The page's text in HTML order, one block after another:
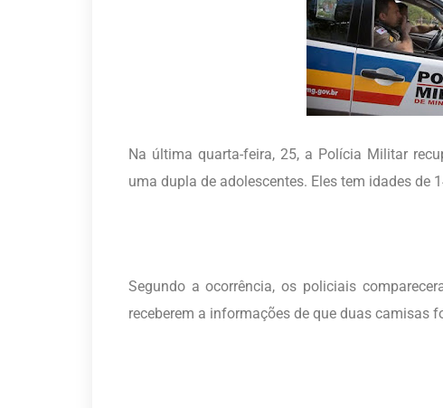
Na última quarta-feira, 25, a Polícia Militar
uma dupla de adolescentes. Eles tem idades de
Segundo a ocorrência, os policiais
receberem a informações de que duas camisas